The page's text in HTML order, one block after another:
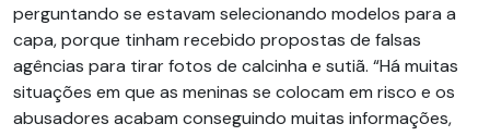
perguntando se estavam selecionando modelos para a
capa, porque tinham recebido propostas de falsas
agências para tirar fotos de calcinha e sutiã. “Há muitas
situações em que as meninas se colocam em risco e os
abusadores acabam conseguindo muitas informações,